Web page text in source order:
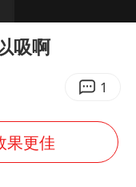
电影配角去世
吸啊
1
果更佳